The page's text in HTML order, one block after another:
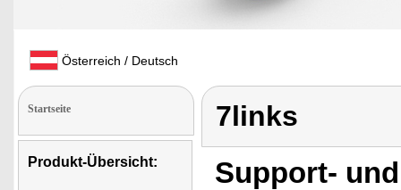
Österreich / Deutsch
Startseite
Produkt-Übersicht:
7links
Support-